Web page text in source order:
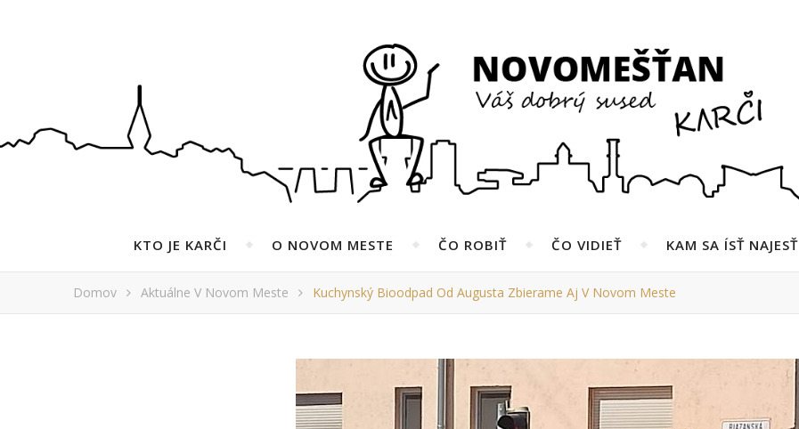
KTO JE KARČI O NOVOM MESTE ČO ROBIŤ ČO VIDIEŤ KAM SA ÍSŤ NAJESŤ
Domov Aktuálne V Novom Meste Kuchynský Bioodpad Od Augusta Zbierame Aj V Novom Meste